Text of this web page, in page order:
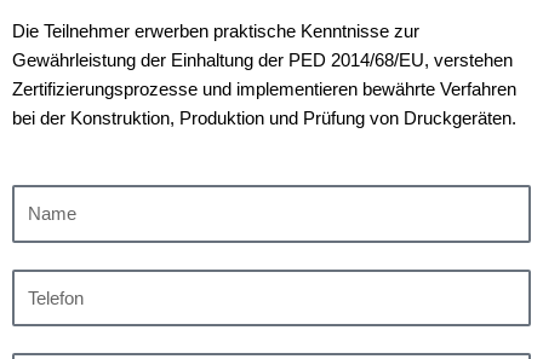
Die Teilnehmer erwerben praktische Kenntnisse zur
Gewährleistung der Einhaltung der PED 2014/68/EU, verstehen
Zertifizierungsprozesse und implementieren bewährte Verfahren
bei der Konstruktion, Produktion und Prüfung von Druckgeräten.